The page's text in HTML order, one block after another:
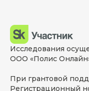
Исследования
ООО «Полис
При грантовой
Регистрационный